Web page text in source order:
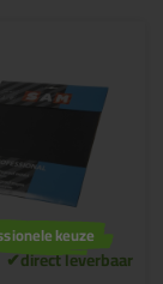
keuze